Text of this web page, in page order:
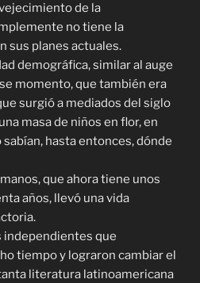
de la
no tiene la
sus planes actuales.
demográfica, similar al auge
momento, que también era
surgió a mediados del siglo
masa de niños en flor, en
hasta entonces, dónde
que ahora tiene unos
años, llevó una vida
independientes que
tiempo y lograron cambiar el
literatura latinoamericana